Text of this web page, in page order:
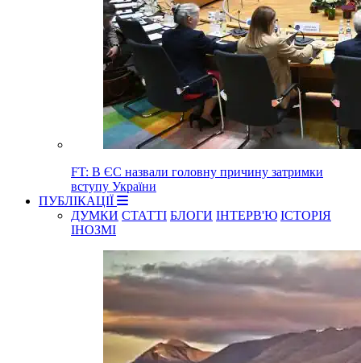
FT: В ЄС назвали головну причину затримки
вступу України
ПУБЛІКАЦІЇ
ДУМКИ СТАТТІ БЛОГИ ІНТЕРВ'Ю ІСТОРІЯ
ІНОЗМІ